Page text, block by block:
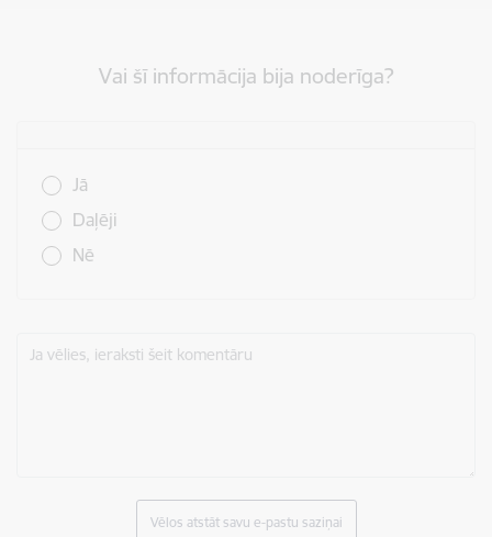
Vai šī informācija bija noderīga?
Jā
Daļēji
Nē
Ja vēlies, ieraksti šeit komentāru
Vēlos atstāt savu e-pastu saziņai